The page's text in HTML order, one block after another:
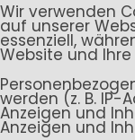
Wir verwenden
auf unserer
essenziell,
Website und
werden (z. B. IP-
Anzeigen und
Anzeigen und